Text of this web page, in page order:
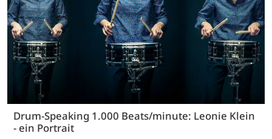
Drum-Speaking 1.000 Beats/minute: Leonie Klein
- ein Portrait